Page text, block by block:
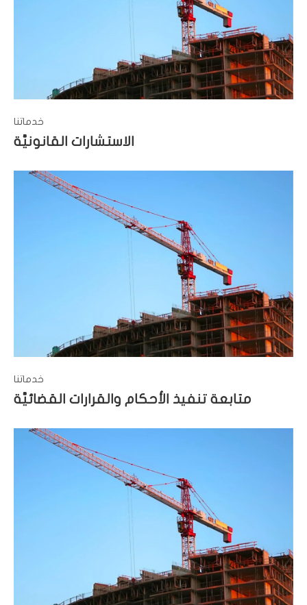
خدماتنا
الاستشارات القانونيَّة
خدماتنا
متابعة تنفيذ الأحكام والقرارات القضائيَّة